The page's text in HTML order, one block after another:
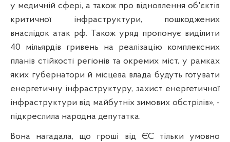
у медичній сфері, а також про відновлення об'єктів
критичної інфраструктури, пошкоджених
внаслідок атак рф. Також уряд пропонує виділити
40 мільярдів гривень на реалізацію комплексних
планів стійкості регіонів та окремих міст, у рамках
яких губернатори й місцева влада будуть готувати
енергетичну інфраструктуру, захист енергетичної
інфраструктури від майбутніх зимових обстрілів», -
підкреслила народна депутатка.
Вона нагадала, що гроші від ЄС тільки умовно